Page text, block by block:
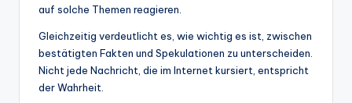
auf solche Themen reagieren.
Gleichzeitig verdeutlicht es, wie wichtig es ist, zwischen
bestätigten Fakten und Spekulationen zu unterscheiden.
Nicht jede Nachricht, die im Internet kursiert, entspricht
der Wahrheit.